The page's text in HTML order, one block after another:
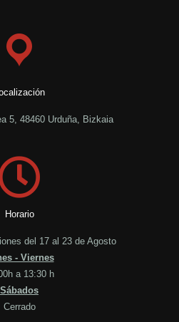
5, 48460 Urduña, Bizkaia
Horario
del 17 al 23 de Agosto
- Viernes
a 13:30 h
Sábados
Cerrado